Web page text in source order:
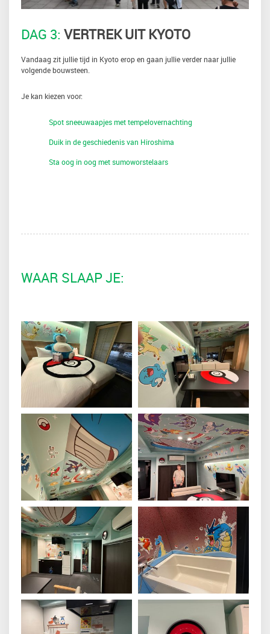
DAG 3: VERTREK UIT KYOTO
Vandaag zit jullie tijd in Kyoto erop en gaan jullie verder naar jullie
volgende bouwsteen.
Je kan kiezen voor:
Spot sneeuwaapjes met tempelovernachting
Duik in de geschiedenis van Hiroshima
Sta oog in oog met sumoworstelaars
WAAR SLAAP JE: